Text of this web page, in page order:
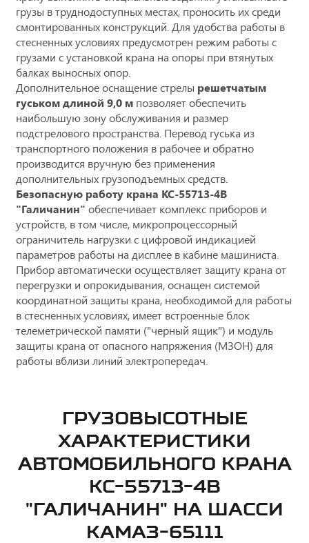
грузы в труднодоступных местах, проносить их среди
смонтированных конструкций. Для удобства работы в
стесненных условиях предусмотрен режим работы с
грузами с установкой крана на опоры при втянутых
балках выносных опор.
Дополнительное оснащение стрелы решетчатым
гуськом длиной 9,0 м позволяет обеспечить
наибольшую зону обслуживания и размер
подстрелового пространства. Перевод гуська из
транспортного положения в рабочее и обратно
производится вручную без применения
дополнительных грузоподъемных средств.
Безопасную работу крана КС-55713-4В
"Галичанин" обеспечивает комплекс приборов и
устройств, в том числе, микропроцессорный
ограничитель нагрузки с цифровой индикацией
параметров работы на дисплее в кабине машиниста.
Прибор автоматически осуществляет защиту крана от
перегрузки и опрокидывания, оснащен системой
координатной защиты крана, необходимой для работы
в стесненных условиях, имеет встроенные блок
телеметрической памяти ("черный ящик") и модуль
защиты крана от опасного напряжения (МЗОН) для
работы вблизи линий электропередач.
ГРУЗОВЫСОТНЫЕ
ХАРАКТЕРИСТИКИ
АВТОМОБИЛЬНОГО КРАНА
КС-55713-4В
"ГАЛИЧАНИН" НА ШАССИ
КАМАЗ-65111